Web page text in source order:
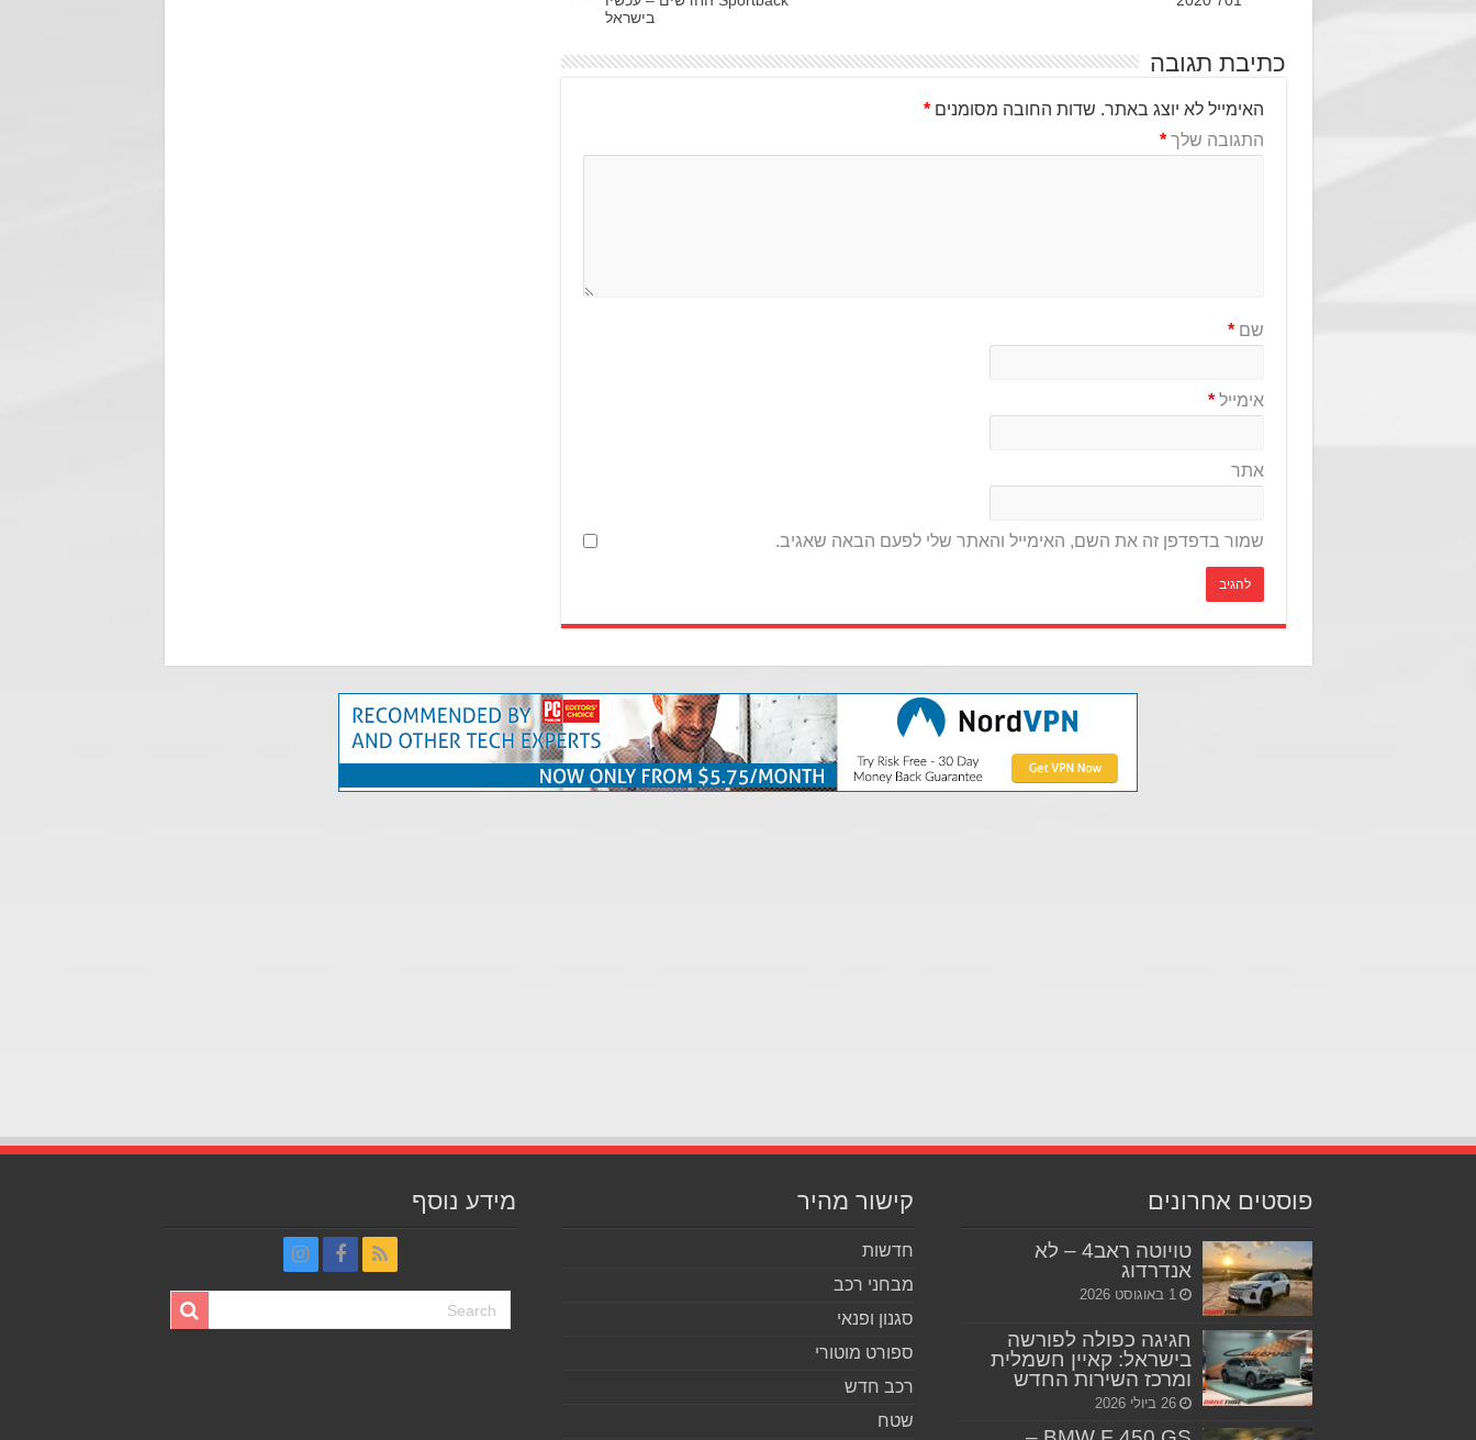
בישראל
כתיבת תגובה
האימייל לא יוצג באתר. שדות החובה מסומנים*
התגובה שלך*
שם*
אימייל*
אתר
שמור בדפדפן זה את השם, האימייל והאתר שלי לפעם הבאה שאגיב.
פוסטים אחרונים
טויוטה ראב4 – לא
אנדרדוג
1 באוגוסט 2026
חגיגה כפולה לפורשה
בישראל: קאיין חשמלית
ומרכז השירות החדש
26 ביולי 2026
קישור מהיר
חדשות
מבחני רכב
סגנון ופנאי
ספורט מוטורי
רכב חדש
שטח
מידע נוסף